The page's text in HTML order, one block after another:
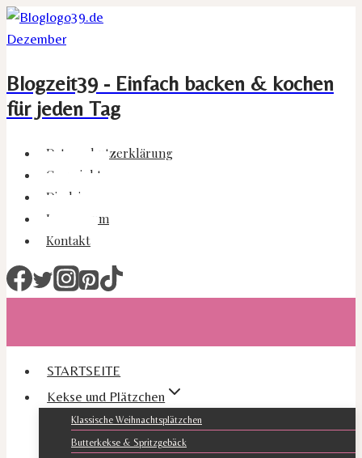
Zum
Inhalt
Blogzeit39 - Einfach backen & kochen
für jeden Tag
Datenschutzerklärung
Copyright
Disclaimer
Impressum
Kontakt
STARTSEITE
Kekse und Plätzchen
Klassische Weihnachtsplätzchen
Butterkekse & Spritzgebäck